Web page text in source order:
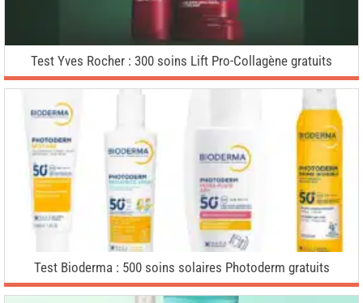
Test Yves Rocher : 300 soins Lift Pro-Collagène gratuits
Test Bioderma : 500 soins solaires Photoderm gratuits